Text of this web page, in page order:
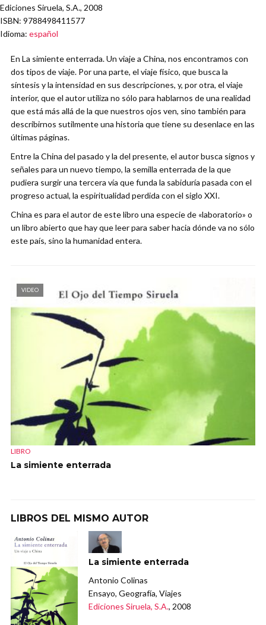
Ediciones Siruela, S.A., 2008
ISBN: 9788498411577
Idioma: español
En La simiente enterrada. Un viaje a China, nos encontramos con
dos tipos de viaje. Por una parte, el viaje físico, que busca la
síntesis y la intensidad en sus descripciones, y, por otra, el viaje
interior, que el autor utiliza no sólo para hablarnos de una realidad
que está más allá de la que nuestros ojos ven, sino también para
describirnos sutilmente una historia que tiene su desenlace en las
últimas páginas.
Entre la China del pasado y la del presente, el autor busca signos y
señales para un nuevo tiempo, la semilla enterrada de la que
pudiera surgir una tercera vía que funda la sabiduría pasada con el
progreso actual, la espiritualidad perdida con el siglo XXI.
China es para el autor de este libro una especie de «laboratorio» o
un libro abierto que hay que leer para saber hacia dónde va no sólo
este país, sino la humanidad entera.
VIDEO
LIBRO
La simiente enterrada
LIBROS DEL MISMO AUTOR
La simiente enterrada
Antonio Colinas
Ensayo, Geografía, Viajes
Ediciones Siruela, S.A., 2008